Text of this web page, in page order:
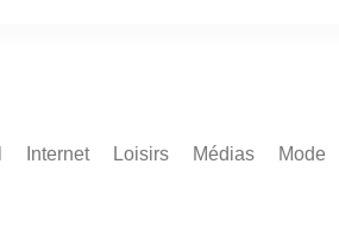
Internet Loisirs Médias Mode